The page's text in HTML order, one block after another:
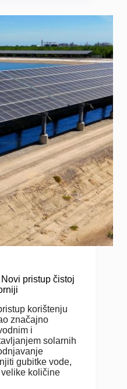
pristup čistoj
korištenju
značajno
i
solarnih
gubitke vode,
količine